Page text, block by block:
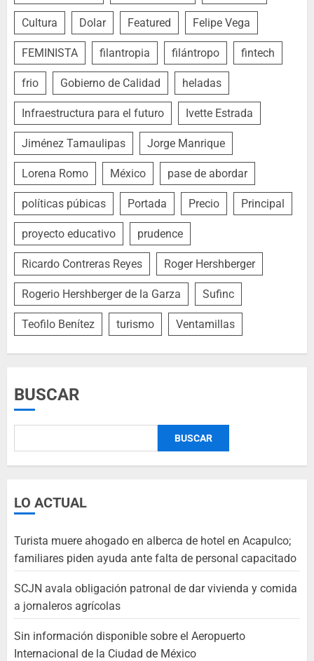
Cultura Dolar Featured Felipe Vega
FEMINISTA filantropia filántropo fintech
frio Gobierno de Calidad heladas
Infraestructura para el futuro Ivette Estrada
Jiménez Tamaulipas Jorge Manrique
Lorena Romo México pase de abordar
políticas púbicas Portada Precio Principal
proyecto educativo prudence
Ricardo Contreras Reyes Roger Hershberger
Rogerio Hershberger de la Garza Sufinc
Teofilo Benítez turismo Ventamillas
BUSCAR
BUSCAR
LO ACTUAL
Turista muere ahogado en alberca de hotel en Acapulco;
familiares piden ayuda ante falta de personal capacitado
SCJN avala obligación patronal de dar vivienda y comida
a jornaleros agrícolas
Sin información disponible sobre el Aeropuerto
Internacional de la Ciudad de México